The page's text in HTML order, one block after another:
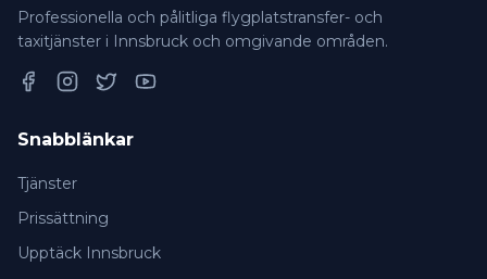
Professionella och pålitliga flygplatstransfer- och
taxitjänster i Innsbruck och omgivande områden.
Snabblänkar
Tjänster
Prissättning
Upptäck Innsbruck